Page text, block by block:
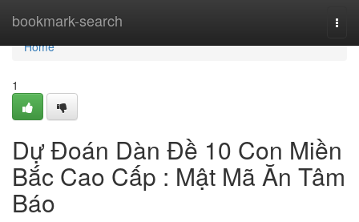
bookmark-search
Home
Home
1
Dự Đoán Dàn Đề 10 Con Miền
Bắc Cao Cấp : Mật Mã Ăn Tâm
Báo